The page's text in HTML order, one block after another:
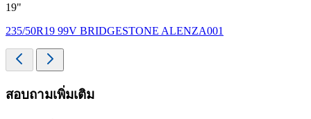
19"
235/50R19 99V BRIDGESTONE ALENZA001
สอบถามเพิ่มเติม